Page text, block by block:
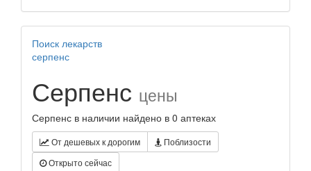
Поиск лекарств
серпенс
Серпенс цены
Серпенс в наличии найдено в 0 аптеках
От дешевых к дорогим
Поблизости
Открыто сейчас